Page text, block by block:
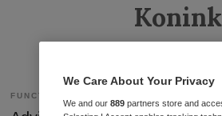
FUNCTIE
We Care About Your Privacy
We and our 889 partners store and